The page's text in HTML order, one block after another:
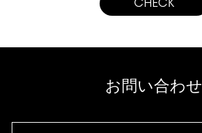
CHECK
お問い合わせ